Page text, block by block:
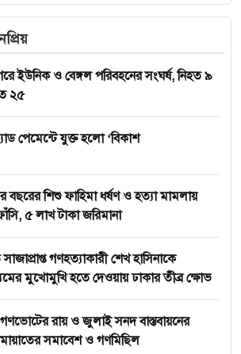
ইউনিক ও বেঙ্গল পরিবহনের সংঘর্ষ, নিহত ৯
২৫
পেমেন্টে যুক্ত হলো ‘বিকাশ
বছরের শিশু ফাহিমা ধর্ষণ ও হত্যা মামলায়
৫ লাখ টাকা জরিমানা
সাজাপ্রাপ্ত গণহত্যাকারী শেখ হাসিনাকে
মুখোমুখি হতে দেওয়ায় ঢাকার তীব্র ক্ষোভ
রায় ও জুলাই সনদ বাস্তবায়নের
সমাবেশ ও গণমিছিল